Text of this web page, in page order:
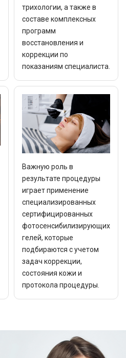
трихологии, а также в
составе комплексных
программ
восстановления и
коррекции по
показаниям специалиста.
Важную роль в
результате процедуры
играет применение
специализированных
сертифицированных
фотосенсибилизирующих
гелей, которые
подбираются с учетом
задач коррекции,
состояния кожи и
протокола процедуры.